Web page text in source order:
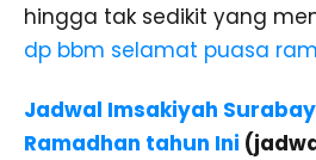
hingga tak sedikit yang
dp bbm selamat puasa
Jadwal Imsakiyah
Ramadhan tahun Ini